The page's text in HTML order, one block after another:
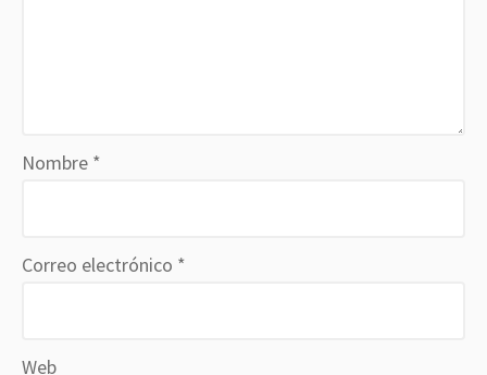
Nombre *
Correo electrónico *
Web